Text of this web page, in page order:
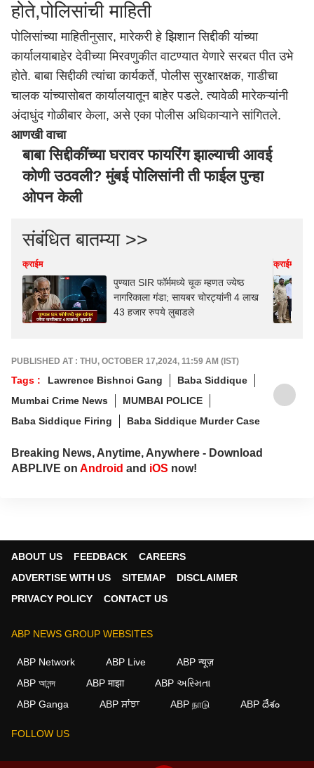
होते,पोलिसांची माहिती
पोलिसांच्या माहितीनुसार, मारेकरी हे झिशान सिद्दीकी यांच्या
कार्यालयाबाहेर देवीच्या मिरवणुकीत वाटण्यात येणारे सरबत पीत उभे
होते. बाबा सिद्दीकी त्यांचा कार्यकर्ते, पोलीस सुरक्षारक्षक, गाडीचा
चालक यांच्यासोबत कार्यालयातून बाहेर पडले. त्यावेळी मारेकऱ्यांनी
अंदाधुंद गोळीबार केला, असे एका पोलीस अधिकाऱ्याने सांगितले.
आणखी वाचा
बाबा सिद्दीकींच्या घरावर फायरिंग झाल्याची आवई
कोणी उठवली? मुंबई पोलिसांनी ती फाईल पुन्हा
ओपन केली
संबंधित बातम्या >>
क्राईम
पुण्यात SIR फॉर्ममध्ये चूक म्हणत ज्येष्ठ
नागरिकाला गंडा; सायबर चोरट्यांनी 4 लाख
43 हजार रुपये लुबाडले
क्राईम
PUBLISHED AT : THU, OCTOBER 17,2024, 11:59 AM (IST)
Tags : Lawrence Bishnoi Gang
Baba Siddique
Mumbai Crime News
MUMBAI POLICE
Baba Siddique Firing
Baba Siddique Murder Case
Breaking News, Anytime, Anywhere - Download
ABPLIVE on Android and iOS now!
ABOUT US FEEDBACK
CAREERS
ADVERTISE WITH US
SITEMAP
DISCLAIMER
PRIVACY POLICY
CONTACT US
ABP NEWS GROUP WEBSITES
ABP Network ABP Live
ABP न्यूज़
ABP আনন্দ
ABP माझा
ABP અસ્મિતા
ABP Ganga
ABP ਸਾਂਝਾ ABP நாடு ABP దేశం
FOLLOW US
We use cookies to improve your experience, analyze
agree to our use of cookies.